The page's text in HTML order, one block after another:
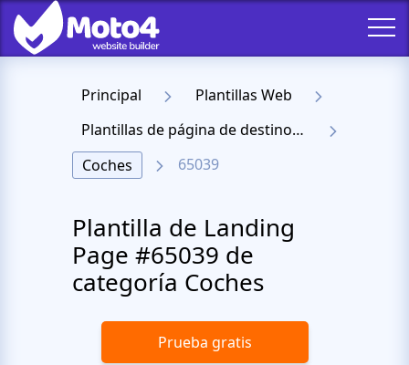
Principal
Plantillas Web
Plantillas de página de destino receptiva
Coches
65039
Plantilla de Landing
Page #65039 de
categoría Coches
Prueba gratis